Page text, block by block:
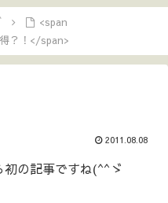
<span
？！</span>
2011.08.08
の記事ですね(^^ゞ